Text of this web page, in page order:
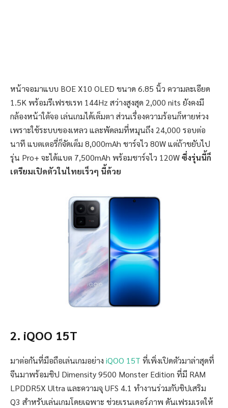
หน้าจอมาแบบ BOE X10 OLED ขนาด 6.85 นิ้ว ความละเอียด
1.5K พร้อมรีเฟรชเรท 144Hz สว่างสูงสุด 2,000 nits ยังคงมี
กล้องหน้าใต้จอ เล่นเกมได้เต็มตา ส่วนเรื่องความร้อนก็หายห่วง
เพราะใช้ระบบของเหลว และพัดลมที่หมุนถึง 24,000 รอบต่อ
นาที แบตเตอรี่ก็จัดเต็ม 8,000mAh ชาร์จไว 80W แต่ถ้าขยับไป
รุ่น Pro+ จะได้แบต 7,500mAh พร้อมชาร์จไว 120Wซึ่งรุ่นนี้ก็
เตรียมเปิดตัวในไทยเร็วๆ นี้ด้วย
2. iQOO 15T
มาต่อกันที่มือถือเล่นเกมอย่าง iQOO 15T ที่เพิ่งเปิดตัวมาล่าสุดที่
จีนมาพร้อมชิป Dimensity 9500 Monster Edition ที่มี RAM
LPDDR5X Ultra และความจุ UFS 4.1 ทำงานร่วมกับชิปเสริม
Q3 สำหรับเล่นเกมโดยเฉพาะ ช่วยเรนเดอร์ภาพ ดันเฟรมเรตให้